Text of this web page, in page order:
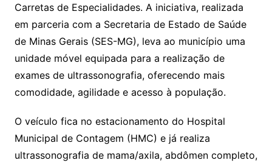
Carretas de Especialidades. A iniciativa, realizada
em parceria com a Secretaria de Estado de Saúde
de Minas Gerais (SES-MG), leva ao município uma
unidade móvel equipada para a realização de
exames de ultrassonografia, oferecendo mais
comodidade, agilidade e acesso à população.
O veículo fica no estacionamento do Hospital
Municipal de Contagem (HMC) e já realiza
ultrassonografia de mama/axila, abdômen completo,